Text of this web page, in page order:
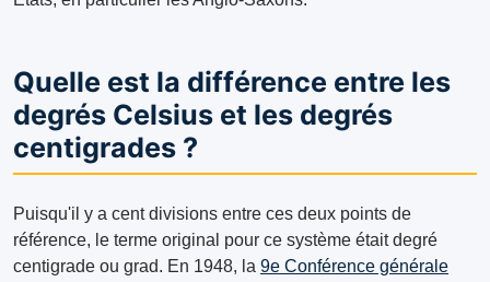
Quelle est la différence entre les
degrés Celsius et les degrés
centigrades ?
Puisqu'il y a cent divisions entre ces deux points de
référence, le terme original pour ce système était degré
centigrade ou grad. En 1948, la 9e Conférence générale